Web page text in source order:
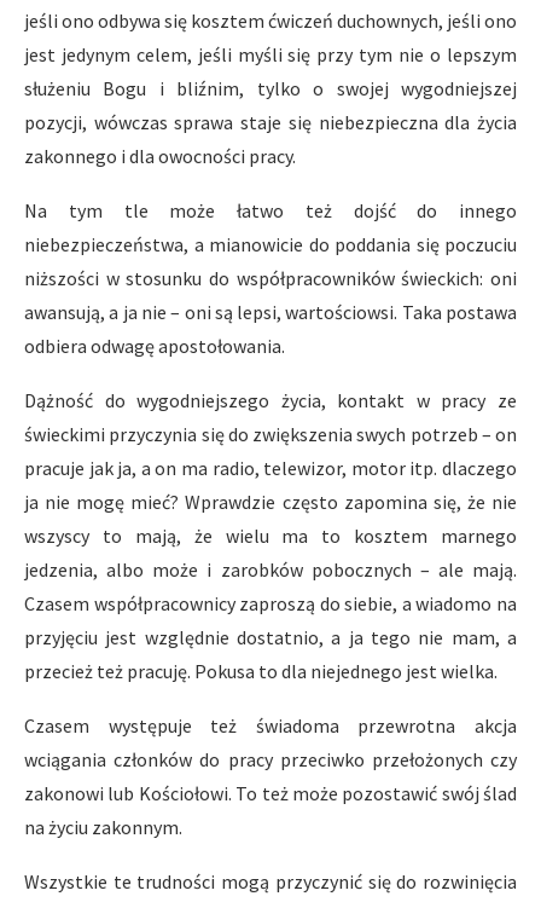
jeśli ono odbywa się kosztem ćwiczeń duchownych, jeśli ono
jest jedynym celem, jeśli myśli się przy tym nie o lepszym
służeniu Bogu i bliźnim, tylko o swojej wygodniejszej
pozycji, wówczas sprawa staje się niebezpieczna dla życia
zakonnego i dla owocności pracy.
Na tym tle może łatwo też dojść do innego
niebezpieczeństwa, a mianowicie do poddania się poczuciu
niższości w stosunku do współpracowników świeckich: oni
awansują, a ja nie – oni są lepsi, wartościowsi. Taka postawa
odbiera odwagę apostołowania.
Dążność do wygodniejszego życia, kontakt w pracy ze
świeckimi przyczynia się do zwiększenia swych potrzeb – on
pracuje jak ja, a on ma radio, telewizor, motor itp. dlaczego
ja nie mogę mieć? Wprawdzie często zapomina się, że nie
wszyscy to mają, że wielu ma to kosztem marnego
jedzenia, albo może i zarobków pobocznych – ale mają.
Czasem współpracownicy zaproszą do siebie, a wiadomo na
przyjęciu jest względnie dostatnio, a ja tego nie mam, a
przecież też pracuję. Pokusa to dla niejednego jest wielka.
Czasem występuje też świadoma przewrotna akcja
wciągania członków do pracy przeciwko przełożonych czy
zakonowi lub Kościołowi. To też może pozostawić swój ślad
na życiu zakonnym.
Wszystkie te trudności mogą przyczynić się do rozwinięcia